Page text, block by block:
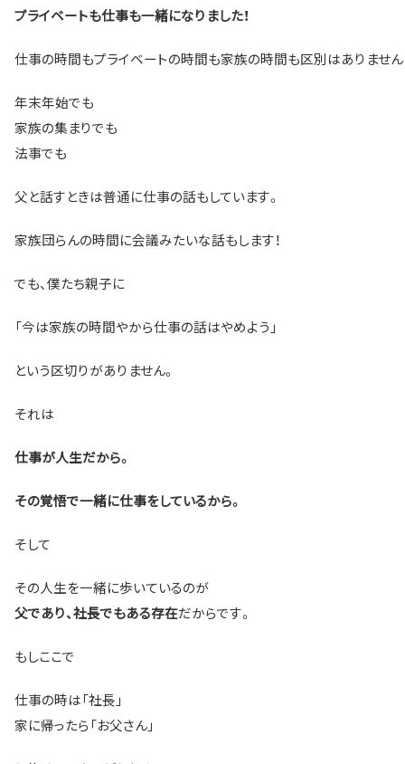
プライベートも仕事も一緒になりました！
仕事の時間もプライベートの時間も家族の時間も区別はありません
年末年始でも
家族の集まりでも
法事でも
父と話すときは普通に仕事の話もしています。
家族団らんの時間に会議みたいな話もします！
でも、僕たち親子に
「今は家族の時間やから仕事の話はやめよう」
という区切りがありません。
それは
仕事が人生だから。
その覚悟で一緒に仕事をしているから。
そして
その人生を一緒に歩いているのが
父であり、社長でもある存在だからです。
もしここで
仕事の時は「社長」
家に帰ったら「お父さん」